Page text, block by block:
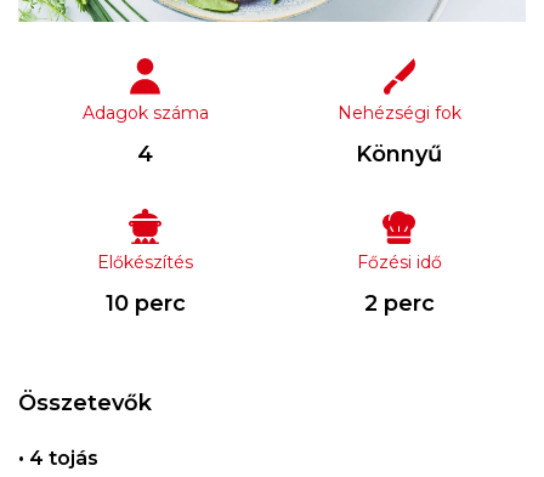
Adagok száma
4
Nehézségi fok
Könnyű
Előkészítés
10 perc
Főzési idő
2 perc
Összetevők
• 4 tojás